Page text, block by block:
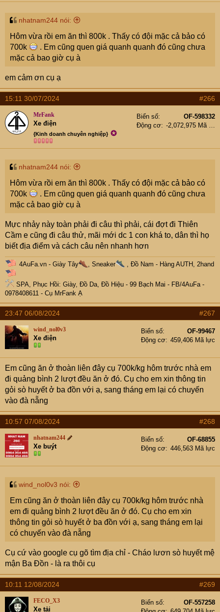
s
nhatnam244 nói:
Hôm vừa rồi em ăn thì 800k . Thấy có đội mặc cả bảo có
700k
. Em cũng quen giá quanh quanh đó cũng chưa
mặc cả bao giờ cụ à
em cảm ơn cụ ạ
15:11 30/07/2024 #266
MrFank
Xe điện
{Kinh doanh chuyên nghiệp} ✪
Biển số
OF-598332
Động cơ
-2,072,975 Mã lực
nhatnam244 nói:
Hôm vừa rồi em ăn thì 800k . Thấy có đội mặc cả bảo có
700k
. Em cũng quen giá quanh quanh đó cũng chưa
mặc cả bao giờ cụ à
Mực nhảy này toàn phải đi câu thì phải, cái đợt đi Thiên
Cầm e cũng đi câu thử, mãi mới dc 1 con khá to, dân thì họ
biết địa điểm và cách câu nên nhanh hơn
4AuFa.vn - Giày Tây , Sneaker , Đồ Nam - Hàng AUTH, 2hand
SPA, Phục Hồi: Giày, Đồ Da, Đồ Hiệu - 99 Bạch Mai - FB/4AuFa-
0978408611 - Cụ MrFank Ạ
23:47 06/08/2024 #267
wind_nol0v3
Xe điện
Biển số
OF-99467
Động cơ
459,406 Mã lực
Em cũng ăn ở thoàn liên đây cụ 700k/kg hôm trước nhà em
đi quảng bình 2 lượt đều ăn ở đó. Cụ cho em xin thông tin
gỏi sò huyết ở ba đồn với ạ, sang tháng em lại có chuyến
vào đà nẵng
10:57 07/08/2024 #268
nhatnam244
Xe buýt
Biển số
OF-68855
Động cơ
446,563 Mã lực
wind_nol0v3 nói:
Em cũng ăn ở thoàn liên đây cụ 700k/kg hôm trước nhà
em đi quảng bình 2 lượt đều ăn ở đó. Cụ cho em xin
thông tin gỏi sò huyết ở ba đồn với ạ, sang tháng em lại
có chuyến vào đà nẵng
Cụ cứ vào google cụ gõ tìm địa chỉ - Cháo lươn sò huyết mệ
mận Ba Đồn - là ra thôi cụ
10:11 12/08/2024 #269
FECO_X3
Xe tải
Biển số
OF-557258